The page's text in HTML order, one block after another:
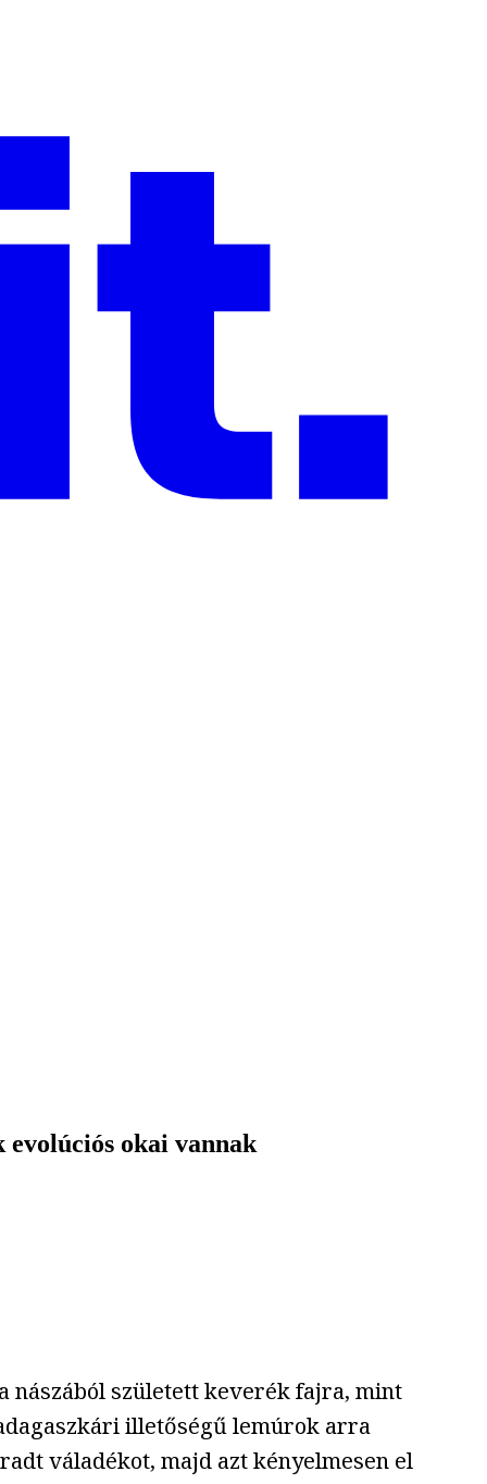
okai vannak
nászából született keverék fajra, mint
illetőségű lemúrok arra
váladékot, majd azt kényelmesen el